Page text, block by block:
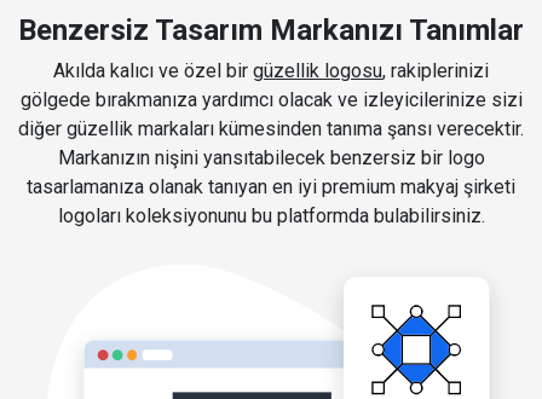
Benzersiz Tasarım Markanızı Tanımlar
Akılda kalıcı ve özel bir güzellik logosu, rakiplerinizi
gölgede bırakmanıza yardımcı olacak ve izleyicilerinize sizi
diğer güzellik markaları kümesinden tanıma şansı verecektir.
Markanızın nişini yansıtabilecek benzersiz bir logo
tasarlamanıza olanak tanıyan en iyi premium makyaj şirketi
logoları koleksiyonunu bu platformda bulabilirsiniz.